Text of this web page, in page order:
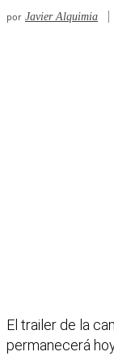
por Javier Alquimia
El trailer de la
permanecerá